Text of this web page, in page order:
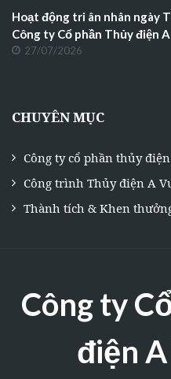
Hoạt động tri ân nhân ngày
Công ty Cổ phần Thủy điện
27/07/2026
CHUYÊN MỤC
Công ty cổ phần thủy
Công trình Thủy điện A
Thành tích & Khen
Công ty
điện